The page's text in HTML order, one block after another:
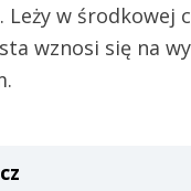
w środkowej
wznosi się na